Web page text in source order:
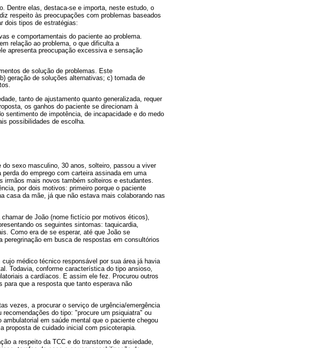
Dentre elas, destaca-se e importa, neste estudo, o
respeito às preocupações com problemas baseados
dois tipos de estratégias:
e comportamentais do paciente ao problema.
relação ao problema, o que dificulta a
apresenta preocupação excessiva e sensação
de solução de problemas. Este
geração de soluções alternativas; c) tomada de
tanto de ajustamento quanto generalizada, requer
os ganhos do paciente se direcionam à
sentimento de impotência, de incapacidade e do medo
possibilidades de escolha.
sexo masculino, 30 anos, solteiro, passou a viver
do emprego com carteira assinada em uma
mais novos também solteiros e estudantes.
por dois motivos: primeiro porque o paciente
casa da mãe, já que não estava mais colaborando nas
de João (nome fictício por motivos éticos),
os seguintes sintomas: taquicardia,
Como era de se esperar, até que João se
em busca de respostas em consultórios
médico técnico responsável por sua área já havia
Todavia, conforme característica do tipo ansioso,
a cardíacos. E assim ele fez. Procurou outros
que a resposta que tanto esperava não
vezes, a procurar o serviço de urgência/emergência
do tipo: "procure um psiquiatra" ou
em saúde mental que o paciente chegou
proposta de cuidado inicial com psicoterapia.
a respeito da TCC e do transtorno de ansiedade,